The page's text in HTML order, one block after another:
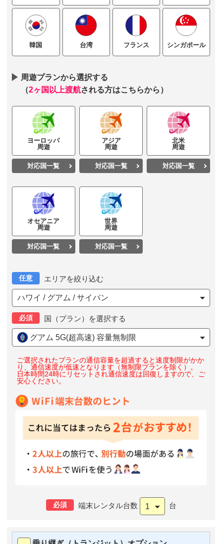
韓国 台湾 フランス シンガポール
周遊プランから選択する
（2ヶ国以上渡航される方はこちらから）
ヨーロッパ
周遊
対応国一覧
アジア
周遊
対応国一覧
北米
周遊
対応国一覧
オセアニア
周遊
対応国一覧
世界
周遊
対応国一覧
任意 エリアを絞り込む
ハワイ / グアム / サイパン
必須 国（プラン）を選択する
グアム 5G(超高速) 容量無制限
ご選択されたプランの通信容量を超過すると速度制限がかか
り、通信速度が低速となります（無制限プランを除く）。
日本時間24時にリセットされ通信速度は回復しますので、ご
安心ください。
必須 端末レンタル台数 1 台